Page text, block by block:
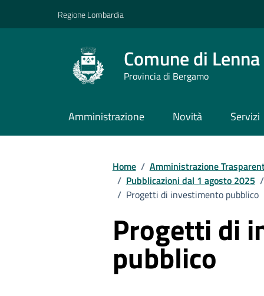
Regione Lombardia
Comune di Lenna
Provincia di Bergamo
Amministrazione Novità Servizi
Home / Amministrazione
/ Pubblicazioni dal 1 agosto 2025 /
/ Progetti di investimento pubblico
Progetti di
pubblico